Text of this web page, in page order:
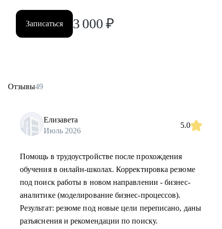
Записаться 3 000 ₽
Отзывы49
Елизавета
Июль 2026
5.0
Помощь в трудоустройстве после прохождения
обучения в онлайн-школах. Корректировка резюме
под поиск работы в новом направлении - бизнес-
аналитике (моделирование бизнес-процессов).
Результат: резюме под новые цели переписано, даны
разъяснения и рекомендации по поиску.